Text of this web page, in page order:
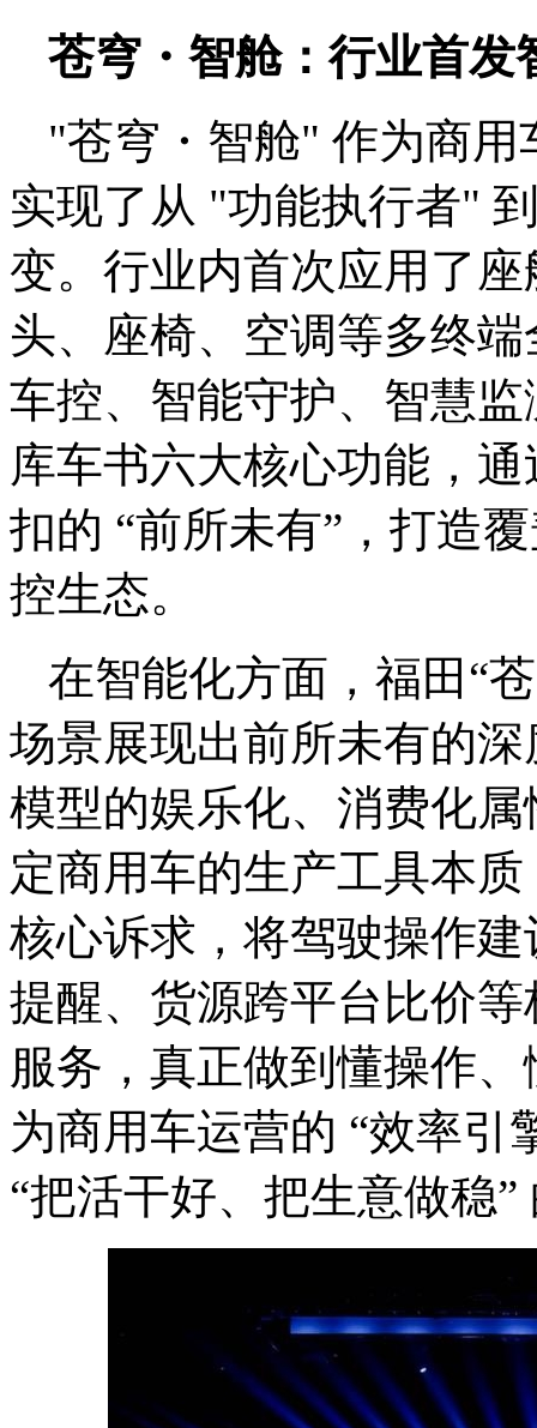
苍穹・智舱：行业首发
"苍穹・智舱" 作为商
实现了从 "功能执行者"
变。行业内首次应用了
头、座椅、空调等多终
车控、智能守护、智慧
库车书六大核心功能，
扣的 “前所未有”，打造
控生态。
在智能化方面，福田“
场景展现出前所未有的
模型的娱乐化、消费化
定商用车的生产工具本
核心诉求，将驾驶操作
提醒、货源跨平台比价
服务，真正做到懂操作
为商用车运营的 “效率引
“把活干好、把生意做稳